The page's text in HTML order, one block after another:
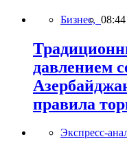
Бизнес, 08:44
давлением
правила
Экспресс-